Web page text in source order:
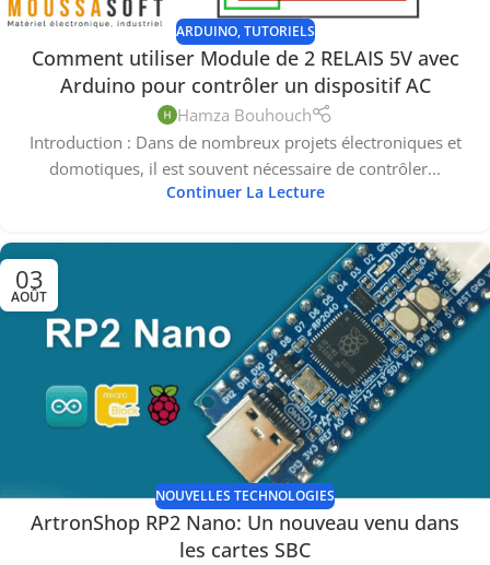
ARDUINO,TUTORIELS
Comment utiliser Module de 2 RELAIS 5V avec
Arduino pour contrôler un dispositif AC
Hamza Bouhouch
Introduction : Dans de nombreux projets électroniques et
domotiques, il est souvent nécessaire de contrôler...
Continuer La Lecture
03
AOÛT
NOUVELLES TECHNOLOGIES
ArtronShop RP2 Nano: Un nouveau venu dans
les cartes SBC